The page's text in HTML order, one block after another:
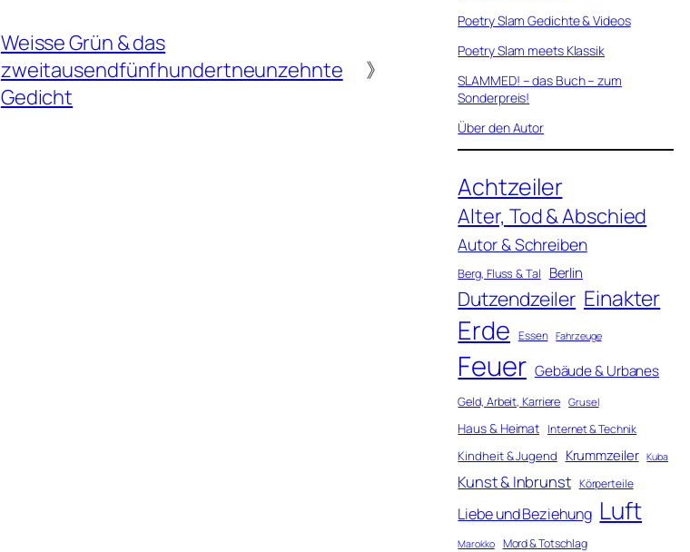
Weisse Grün & das
zweitausendfünfhundertneunzehnte
Gedicht
》
Poetry Slam Gedichte & Videos
Poetry Slam meets Klassik
SLAMMED! – das Buch – zum
Sonderpreis!
Über den Autor
Achtzeiler
Alter, Tod & Abschied
Autor & Schreiben
Berg, Fluss & Tal Berlin
Dutzendzeiler Einakter
Erde Essen Fahrzeuge
Feuer Gebäude & Urbanes
Geld, Arbeit, Karriere Grusel
Haus & Heimat Internet & Technik
Kindheit & Jugend Krummzeiler Kuba
Kunst & Inbrunst Körperteile
Liebe und Beziehung Luft
Marokko Mord & Totschlag